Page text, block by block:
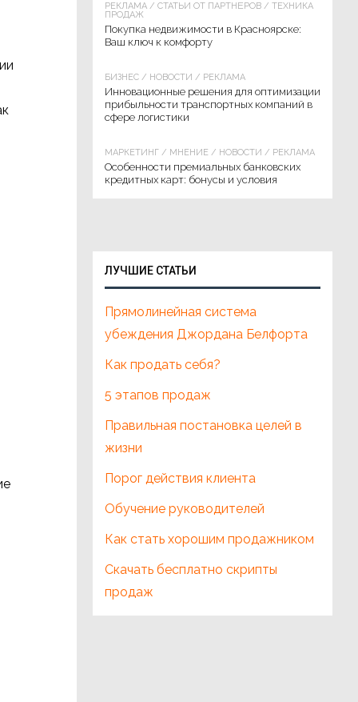
РЕКЛАМА / СТАТЬИ ОТ ПАРТНЁРОВ / ТЕХНИКА
ПРОДАЖ
Покупка недвижимости в Красноярске:
Ваш ключ к комфорту
БИЗНЕС / НОВОСТИ / РЕКЛАМА
Инновационные решения для оптимизации
прибыльности транспортных компаний в
сфере логистики
МАРКЕТИНГ / МНЕНИЕ / НОВОСТИ / РЕКЛАМА
Особенности премиальных банковских
кредитных карт: бонусы и условия
ЛУЧШИЕ СТАТЬИ
Прямолинейная система
убеждения Джордана Белфорта
Как продать себя?
5 этапов продаж
Правильная постановка целей в
жизни
Порог действия клиента
Обучение руководителей
Как стать хорошим продажником
Скачать бесплатно скрипты
продаж